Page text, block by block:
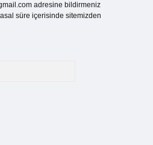
adresine bildirmeniz
süre içerisinde sitemizden